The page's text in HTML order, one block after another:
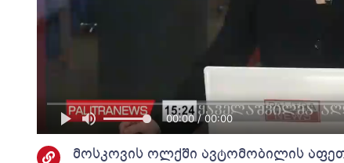
00:00 / 00:00
მოსკოვის ოლქში ავტომობილის